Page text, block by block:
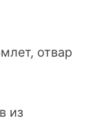
отвар
из